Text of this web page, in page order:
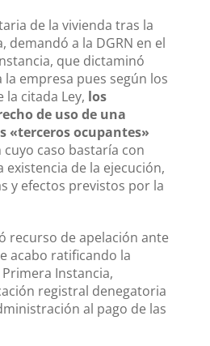
de la vivienda tras la
demandó a la DGRN en el
que dictaminó
empresa pues según los
la citada Ley, los
de uso de una
«terceros ocupantes»
caso bastaría con
de la ejecución,
y efectos previstos por la
recurso de apelación ante
acabo ratificando la
Instancia,
registral denegatoria
al pago de las